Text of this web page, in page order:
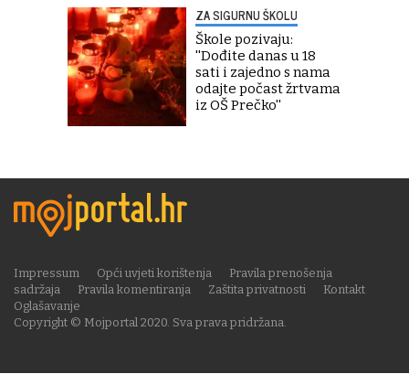
ZA SIGURNU ŠKOLU
Škole pozivaju:
''Dođite danas u 18
sati i zajedno s nama
odajte počast žrtvama
iz OŠ Prečko''
Copyright © Mojportal 2020. Sva prava pridržana.
Impressum Opći uvjeti korištenja
Pravila prenošenja
sadržaja
Pravila komentiranja Zaštita privatnosti
Kontakt
Oglašavanje